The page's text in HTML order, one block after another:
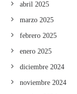
abril 2025
marzo 2025
febrero 2025
enero 2025
diciembre 2024
noviembre 2024